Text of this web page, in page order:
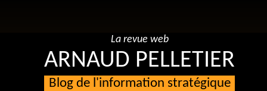
La revue web
ARNAUD PELLETIER
Blog de l'information stratégique